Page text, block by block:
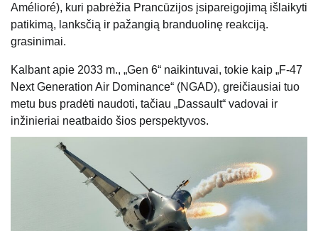
Amélioré), kuri pabrėžia Prancūzijos įsipareigojimą išlaikyti
patikimą, lanksčią ir pažangią branduolinę reakciją.
grasinimai.
Kalbant apie 2033 m., „Gen 6“ naikintuvai, tokie kaip „F-47
Next Generation Air Dominance“ (NGAD), greičiausiai tuo
metu bus pradėti naudoti, tačiau „Dassault“ vadovai ir
inžinieriai neatbaido šios perspektyvos.